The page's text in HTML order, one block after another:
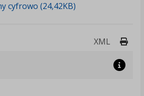
cyfrowo (24,42KB)
XML